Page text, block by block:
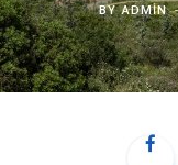
BYADMIN